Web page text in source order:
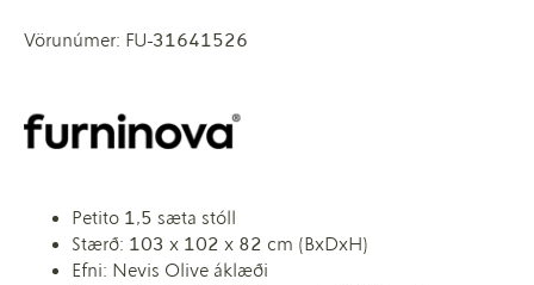
Vörunúmer: FU-31641526
Petito 1,5 sæta stóll
Stærð: 103 x 102 x 82 cm (BxDxH)
Efni: Nevis Olive áklæði